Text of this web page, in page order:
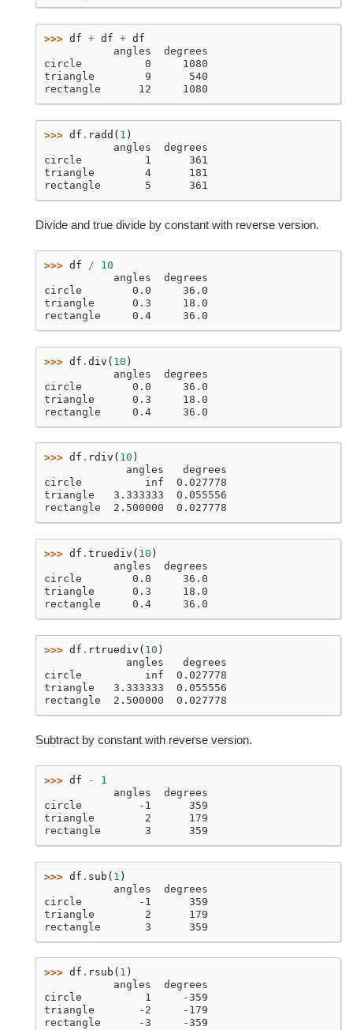
>>> df + df + df
           angles  degrees
circle          0     1080
triangle        9      540
rectangle      12     1080
>>> df . radd ( 1 )
           angles  degrees
circle          1      361
triangle        4      181
rectangle       5      361
Divide and true divide by constant with reverse version.
>>> df /
10
           angles  degrees
circle        0.0     36.0
triangle      0.3     18.0
rectangle     0.4     36.0
>>> df . div ( 10 )
           angles  degrees
circle        0.0     36.0
triangle      0.3     18.0
rectangle     0.4     36.0
>>> df . rdiv ( 10 )
             angles   degrees
circle          inf  0.027778
triangle   3.333333  0.055556
rectangle  2.500000  0.027778
>>> df . truediv ( 10 )
           angles  degrees
circle        0.0     36.0
triangle      0.3     18.0
rectangle     0.4     36.0
>>> df . rtruediv ( 10 )
             angles   degrees
circle          inf  0.027778
triangle   3.333333  0.055556
rectangle  2.500000  0.027778
Subtract by constant with reverse version.
>>> df -
1
           angles  degrees
circle         -1      359
triangle        2      179
rectangle       3      359
>>> df . sub ( 1 )
           angles  degrees
circle         -1      359
triangle        2      179
rectangle       3      359
>>> df . rsub ( 1 )
           angles  degrees
circle          1     -359
triangle       -2     -179
rectangle      -3     -359